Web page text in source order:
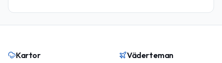
Kartor Väderteman